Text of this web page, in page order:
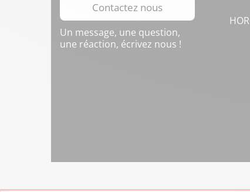
Contactez nous
Un message, une question,
une réaction, écrivez nous !